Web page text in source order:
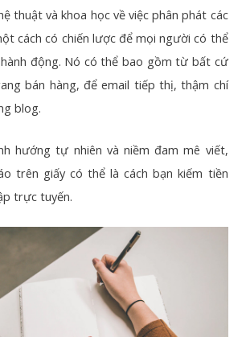
thuật và khoa học về việc phân phát các
cách có chiến lược để mọi người có thể
động. Nó có thể bao gồm từ bất cứ
bán hàng, để email tiếp thị, thậm chí
blog.
hướng tự nhiên và niềm đam mê viết,
trên giấy có thể là cách bạn kiếm tiền
trực tuyến.